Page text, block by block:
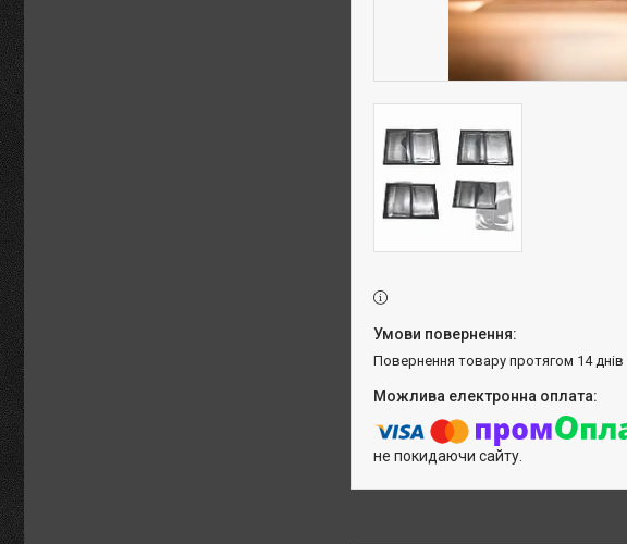
повернення товару протягом 14 днів
не покидаючи сайту.